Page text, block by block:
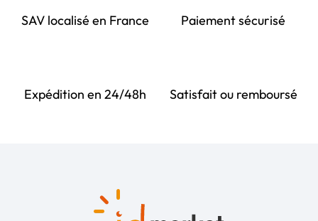
SAV localisé en France Paiement sécurisé
Expédition en 24/48h Satisfait ou remboursé